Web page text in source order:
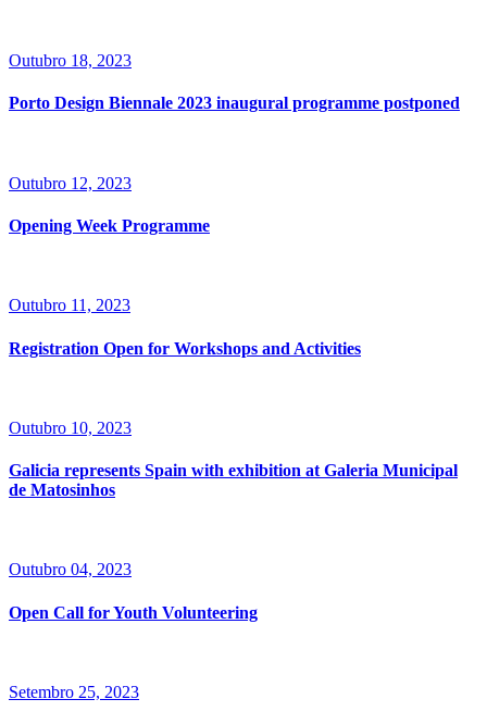
Outubro 18, 2023
Porto Design Biennale 2023 inaugural programme postponed
Outubro 12, 2023
Opening Week Programme
Outubro 11, 2023
Registration Open for Workshops and Activities
Outubro 10, 2023
Galicia represents Spain with exhibition at Galeria Municipal
de Matosinhos
Outubro 04, 2023
Open Call for Youth Volunteering
Setembro 25, 2023